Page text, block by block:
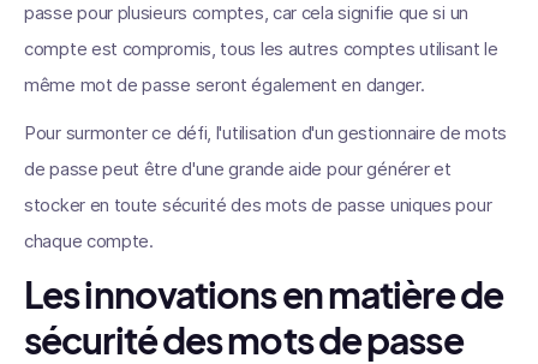
passe pour plusieurs comptes, car cela signifie que si un
compte est compromis, tous les autres comptes utilisant le
même mot de passe seront également en danger.
Pour surmonter ce défi, l'utilisation d'un gestionnaire de mots
de passe peut être d'une grande aide pour générer et
stocker en toute sécurité des mots de passe uniques pour
chaque compte.
Les innovations en matière de
sécurité des mots de passe